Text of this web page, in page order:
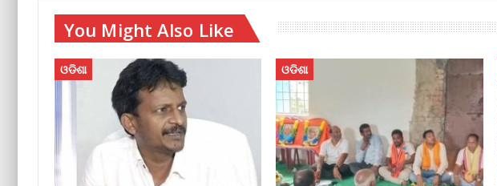
You Might Also Like
ଓଡିଶା ଓଡିଶା